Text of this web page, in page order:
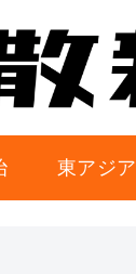
東アジア